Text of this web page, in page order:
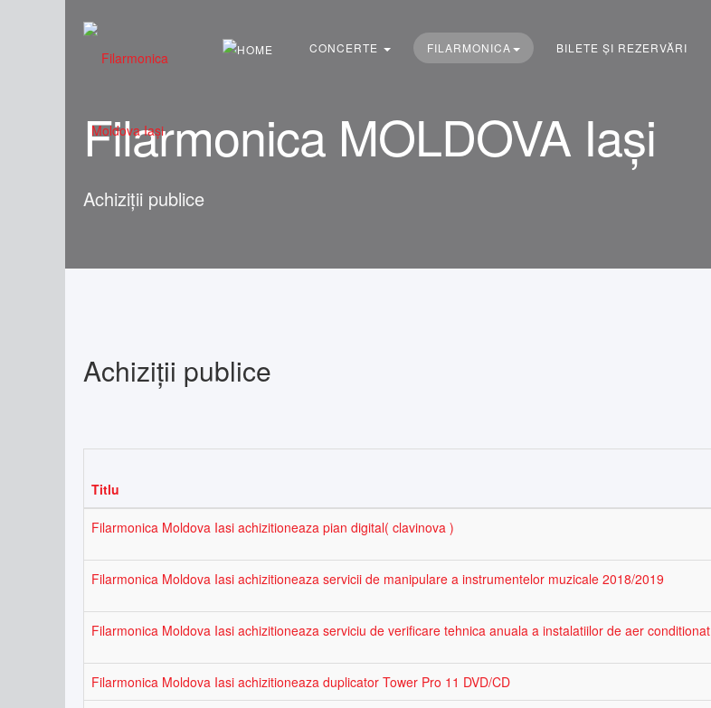
...
CONCERTE FILARMONICA BILETE ȘI REZERVĂRI
Filarmonica MOLDOVA Iași
Achiziții publice
Achiziții publice
Titlu
Filarmonica Moldova Iasi achizitioneaza pian digital( clavinova )
Filarmonica Moldova Iasi achizitioneaza servicii de manipulare a instrumentelor muzicale 2018/2019
Filarmonica Moldova Iasi achizitioneaza serviciu de verificare tehnica anuala a instalatiilor de aer conditionat
Filarmonica Moldova Iasi achizitioneaza duplicator Tower Pro 11 DVD/CD